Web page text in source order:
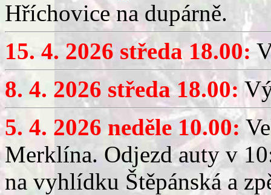
Hříchovice na dupárně.
15. 4. 2026 středa 18.00:
8. 4. 2026 středa 18.00:
5. 4. 2026 neděle 10.00:
Merklína. Odjezd auty v
na vyhlídku Štěpánská a